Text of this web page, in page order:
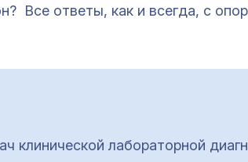
Все ответы, как и всегда, с
клинической лабораторной